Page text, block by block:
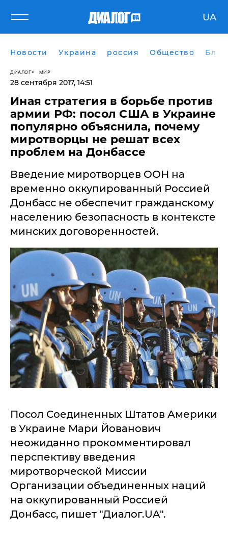
UA
Новости Украина россия Общество
ДИАЛОГ МИР
28 сентября 2017, 14:51
Иная стратегия в борьбе против
армии РФ: посол США в Украине
популярно объяснила, почему
миротворцы не решат всех
проблем на Донбассе
​Введение миротворцев ООН на
временно оккупированный Россией
Донбасс не обеспечит гражданскому
населению безопасность в контексте
минских договоренностей.
Посол Соединенных Штатов Америки
в Украине Мари Йованович
неожиданно прокомментировал
перспективу введения
миротворческой Миссии
Организации объединенных наций
на оккупированный Россией
Донбасс, пишет "Диалог.UA".